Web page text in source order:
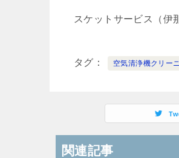
スケットサービス（伊
タグ 空気清浄機クリー
関連記事